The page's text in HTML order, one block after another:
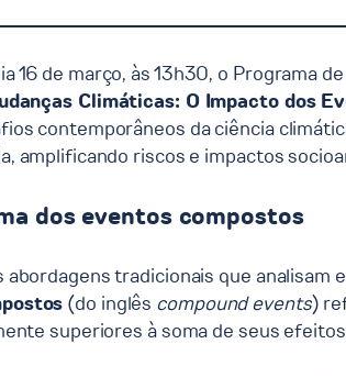
16 de março, às 13h30, o Programa
Climáticas: O Impacto dos
contemporâneos da ciência
amplificando riscos e impactos
dos eventos compostos
abordagens tradicionais que
(do inglês compound events)
superiores à soma de seus